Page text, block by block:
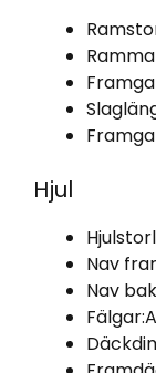
Hjul
Nav
Nav
Fälgar: